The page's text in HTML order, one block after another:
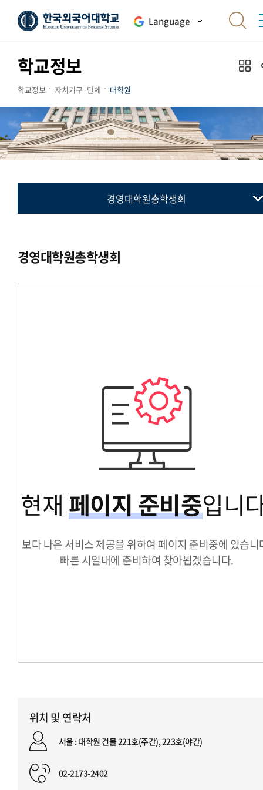
Language
학교정보
학교정보 자치기구·단체 대학원
경영대학원총학생회
국제지역대학원총학생회
교육대학원총학생회
경영대학원총학생회
현재 페이지 준비중입니
보다 나은 서비스 제공을 위하여 페이지 준비중에 있습니
빠른 시일내에 준비하여 찾아뵙겠습니다.
위치 및 연락처
서울 : 대학원 건물 221호(주간), 223호(야간)
02-2173-2402